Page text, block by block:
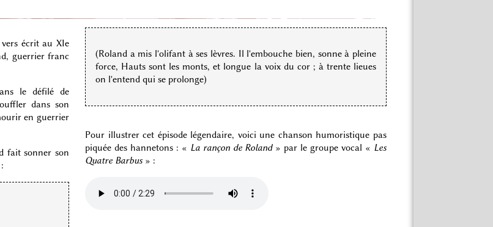
écrit au XIe
guerrier franc
le défilé de
dans son
en guerrier
fait sonner son
(Roland a mis l'olifant à ses lèvres. Il l'embouche bien, sonne à pleine
force, Hauts sont les monts, et longue la voix du cor ; à trente lieues
on l'entend qui se prolonge)
Pour illustrer cet épisode légendaire, voici une chanson humoristique pas
piquée des hannetons : « La rançon de Roland» par le groupe vocal « Les
Quatre Barbus» :